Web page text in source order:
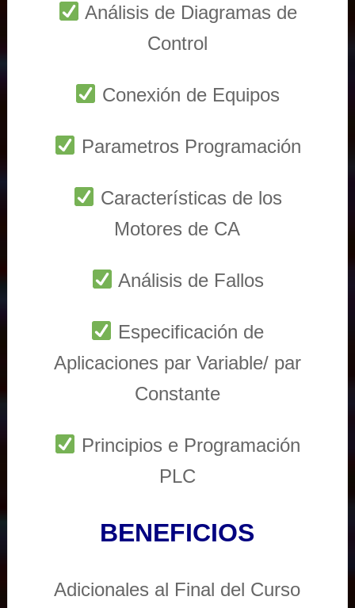
Análisis de Diagramas de
Control
Conexión de Equipos
Parametros Programación
Características de los
Motores de CA
Análisis de Fallos
Especificación de
Aplicaciones par Variable/ par
Constante
Principios e Programación
PLC
BENEFICIOS
Adicionales al Final del Curso